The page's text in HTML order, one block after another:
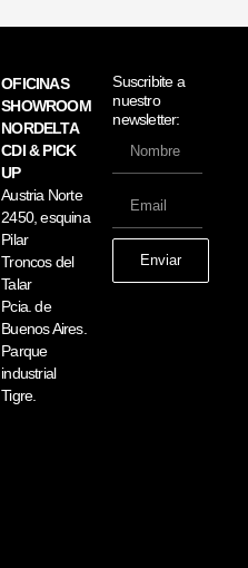
OFICINAS
SHOWROOM
NORDELTA
CDI & PICK
UP
Austria Norte
2450, esquina
Pilar
Troncos del
Talar
Pcia. de
Buenos Aires.
Parque
industrial
Tigre.
Suscribite a
nuestro
newsletter:
Enviar